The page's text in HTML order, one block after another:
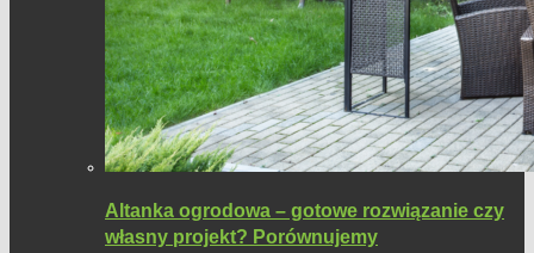
Altanka ogrodowa – gotowe rozwiązanie czy
własny projekt? Porównujemy